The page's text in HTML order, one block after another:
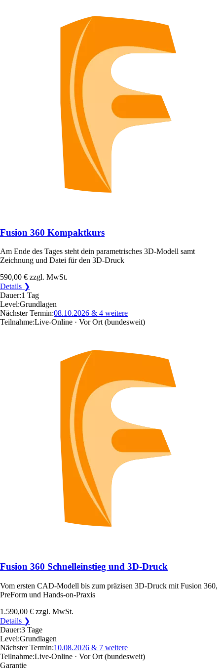
Fusion 360 Kompaktkurs
Am Ende des Tages steht dein parametrisches 3D-Modell samt
Zeichnung und Datei für den 3D-Druck
590,00 € zzgl. MwSt.
Details ❯
Dauer:1 Tag
Level:Grundlagen
Nächster Termin:08.10.2026 & 4 weitere
Teilnahme:Live-Online · Vor Ort (bundesweit)
Fusion 360 Schnelleinstieg und 3D-Druck
Vom ersten CAD-Modell bis zum präzisen 3D-Druck mit Fusion 360,
PreForm und Hands-on-Praxis
1.590,00 € zzgl. MwSt.
Details ❯
Dauer:3 Tage
Level:Grundlagen
Nächster Termin:10.08.2026 & 7 weitere
Teilnahme:Live-Online · Vor Ort (bundesweit)
Garantie